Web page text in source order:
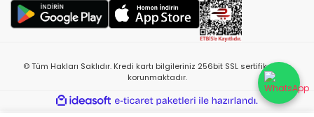
© Tüm Hakları Saklıdır. Kredi kartı bilgileriniz 256bit SSL sertifikası ile
korunmaktadır.
ideasoft
e-
ile
hazırlandı.